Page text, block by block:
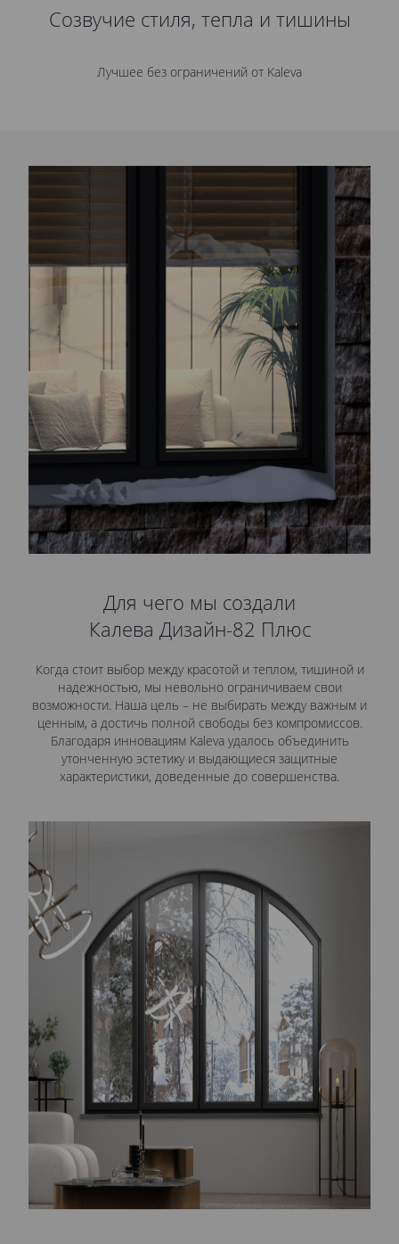
Созвучие стиля, тепла и тишины
Лучшее без ограничений от Kaleva
Для чего мы создали
Калева Дизайн-82 Плюс
Когда стоит выбор между красотой и теплом, тишиной и
надежностью, мы невольно ограничиваем свои
возможности. Наша цель – не выбирать между важным и
ценным, а достичь полной свободы без компромиссов.
Благодаря инновациям Kaleva удалось объединить
утонченную эстетику и выдающиеся защитные
характеристики, доведенные до совершенства.